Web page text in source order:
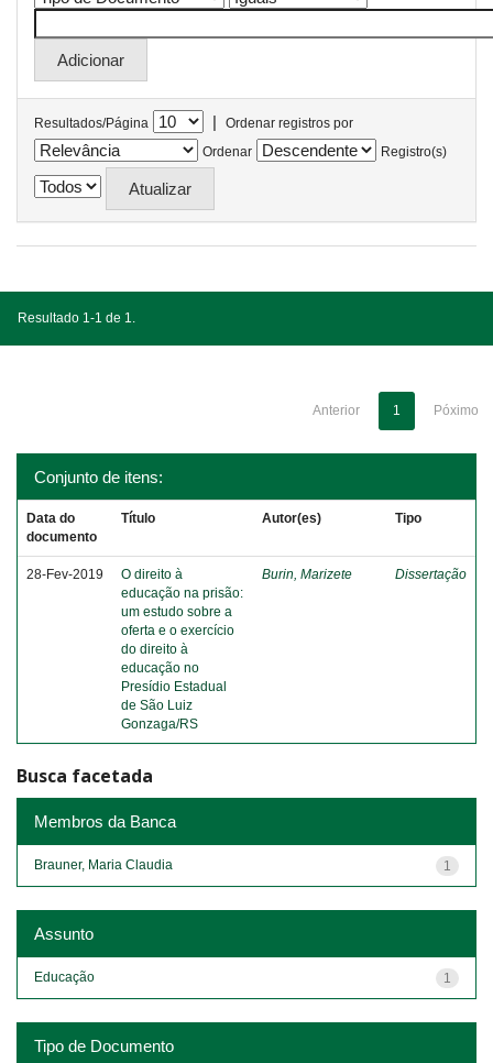
Resultados/Página |
Ordenar registros por
Ordenar
Registro(s)
Resultado 1-1 de 1.
Anterior 1 Póximo
Conjunto de itens:
Data do
documento
Título Autor(es) Tipo
28-Fev-2019
O direito à
educação na prisão:
um estudo sobre a
oferta e o exercício
do direito à
educação no
Presídio Estadual
de São Luiz
Gonzaga/RS
Burin, Marizete Dissertação
Busca facetada
Membros da Banca
1
Brauner, Maria Claudia
Assunto
1
Educação
Tipo de Documento